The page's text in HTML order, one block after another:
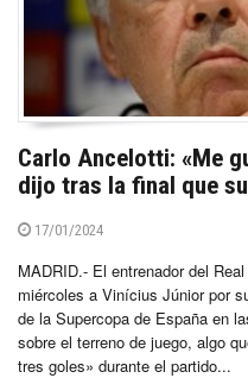
Carlo Ancelotti: «Me
dijo tras la final que
17/01/2024
MADRID.- El entrenador del
miércoles a Vinícius Júnior por
de la Supercopa de España en
sobre el terreno de juego, algo
tres goles» durante el partido...